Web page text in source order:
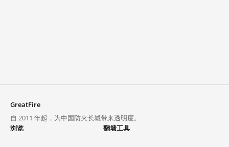
GreatFire
自 2011 年起，为中国防火长城带来透明度。
浏览
翻墙工具